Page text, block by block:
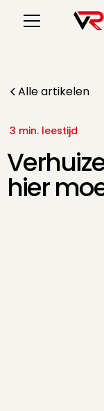
Alle artikelen
3 min. leestijd
hier